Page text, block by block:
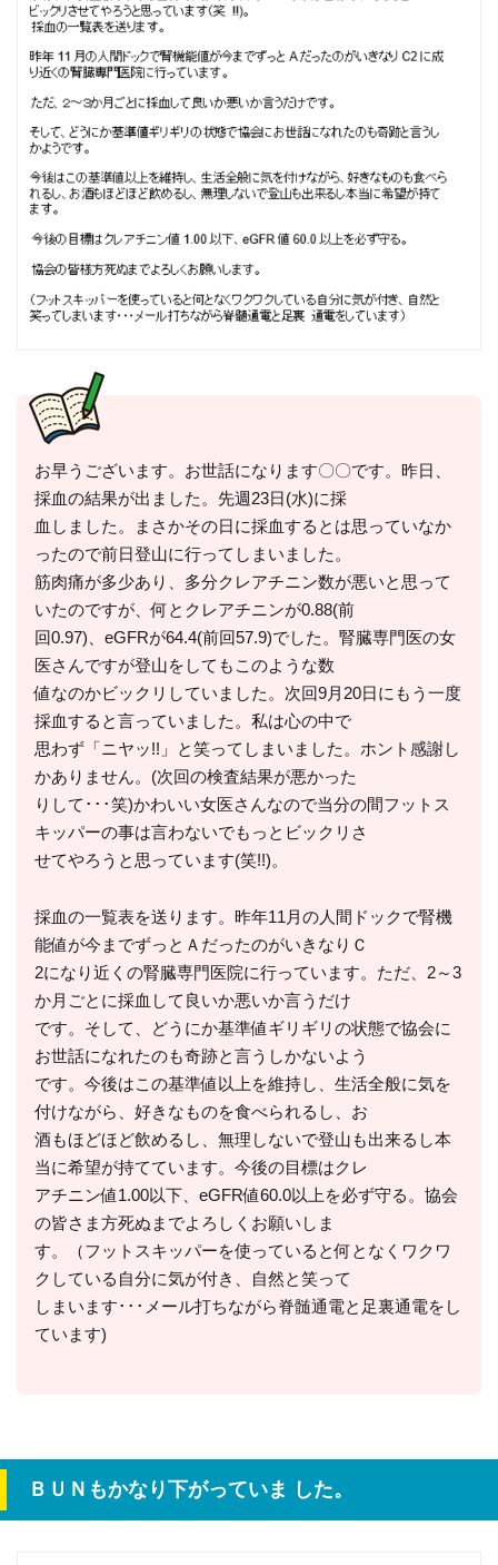
お早うございます。お世話になります〇〇です。昨日、
採血の結果が出ました。先週23日(水)に採
血しました。まさかその日に採血するとは思っていなか
ったので前日登山に行ってしまいました。
筋肉痛が多少あり、多分クレアチニン数が悪いと思って
いたのですが、何とクレアチニンが0.88(前
回0.97)、eGFRが64.4(前回57.9)でした。腎臓専門医の女
医さんですが登山をしてもこのような数
値なのかビックリしていました。次回9月20日にもう一度
採血すると言っていました。私は心の中で
思わず「ニヤッ!!」と笑ってしまいました。ホント感謝し
かありません。(次回の検査結果が悪かった
りして･･･笑)かわいい女医さんなので当分の間フットス
キッパーの事は言わないでもっとビックリさ
せてやろうと思っています(笑!!)。
採血の一覧表を送ります。昨年11月の人間ドックで腎機
能値が今までずっとＡだったのがいきなりＣ
2になり近くの腎臓専門医院に行っています。ただ、2～3
か月ごとに採血して良いか悪いか言うだけ
です。そして、どうにか基準値ギリギリの状態で協会に
お世話になれたのも奇跡と言うしかないよう
です。今後はこの基準値以上を維持し、生活全般に気を
付けながら、好きなものを食べられるし、お
酒もほどほど飲めるし、無理しないで登山も出来るし本
当に希望が持てています。今後の目標はクレ
アチニン値1.00以下、eGFR値60.0以上を必ず守る。協会
の皆さま方死ぬまでよろしくお願いしま
す。（フットスキッパーを使っていると何となくワクワ
クしている自分に気が付き、自然と笑って
しまいます･･･メール打ちながら脊髄通電と足裏通電をし
ています)
ＢＵＮもかなり下がっていま した。